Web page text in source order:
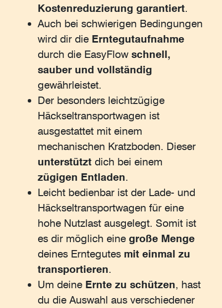
Kostenreduzierung garantiert.
Auch bei schwierigen Bedingungen
wird dir die Erntegutaufnahme
durch die EasyFlow schnell,
sauber und vollständig
gewährleistet.
Der besonders leichtzügige
Häckseltransportwagen ist
ausgestattet mit einem
mechanischen Kratzboden. Dieser
unterstützt dich bei einem
zügigen Entladen.
Leicht bedienbar ist der Lade- und
Häckseltransportwagen für eine
hohe Nutzlast ausgelegt. Somit ist
es dir möglich eine große Menge
deines Erntegutes mit einmal zu
transportieren.
Um deine Ernte zu schützen, hast
du die Auswahl aus verschiedener